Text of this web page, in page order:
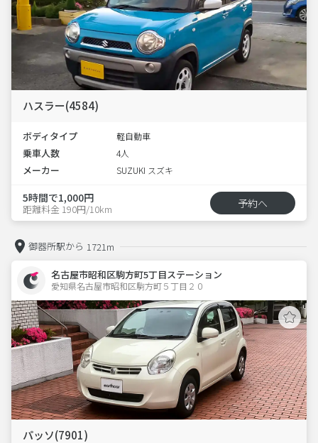
ハスラー(4584)
ボディタイプ 軽自動車
乗車人数 4人
メーカー SUZUKI スズキ
5時間で1,000円
距離料金 190円/10km 予約へ
御器所駅から 1721m
名古屋市昭和区駒方町5丁目ステーション
愛知県名古屋市昭和区駒方町５丁目２０
パッソ(7901)